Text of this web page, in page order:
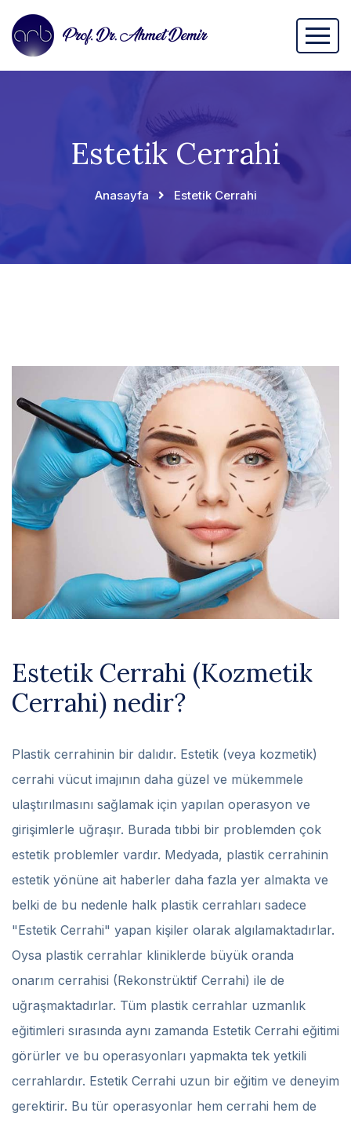
Estetik Cerrahi
Anasayfa Estetik Cerrahi
Estetik Cerrahi (Kozmetik
Cerrahi) nedir?
Plastik cerrahinin bir dalıdır. Estetik (veya kozmetik)
cerrahi vücut imajının daha güzel ve mükemmele
ulaştırılmasını sağlamak için yapılan operasyon ve
girişimlerle uğraşır. Burada tıbbi bir problemden çok
estetik problemler vardır. Medyada, plastik cerrahinin
estetik yönüne ait haberler daha fazla yer almakta ve
belki de bu nedenle halk plastik cerrahları sadece
"Estetik Cerrahi" yapan kişiler olarak algılamaktadırlar.
Oysa plastik cerrahlar kliniklerde büyük oranda
onarım cerrahisi (Rekonstrüktif Cerrahi) ile de
uğraşmaktadırlar. Tüm plastik cerrahlar uzmanlık
eğitimleri sırasında aynı zamanda Estetik Cerrahi eğitimi
görürler ve bu operasyonları yapmakta tek yetkili
cerrahlardır. Estetik Cerrahi uzun bir eğitim ve deneyim
gerektirir. Bu tür operasyonlar hem cerrahi hem de